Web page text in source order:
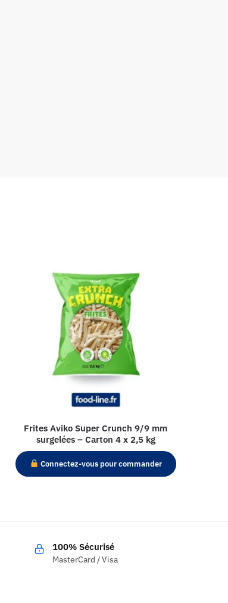
Frites Aviko Super Crunch 9/9 mm
surgelées – Carton 4 x 2,5 kg
Connectez-vous pour commander
100% Sécurisé
MasterCard / Visa